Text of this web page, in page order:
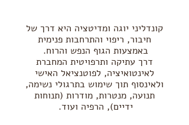
קונדליני יוגה ומדיטציה היא דרך של
חיבור, ריפוי והתרחבות פנימית
באמצעות הגוף הנפש והרוח.
דרך עתיקה ותרפויטית המחברת
לאינטואיציה, לפוטנציאל האישי
ולאינסוף תוך שימוש בתרגולי נשימה,
תנועה, מנטרות, מודרות (תנוחות
ידיים), הרפיה ועוד.